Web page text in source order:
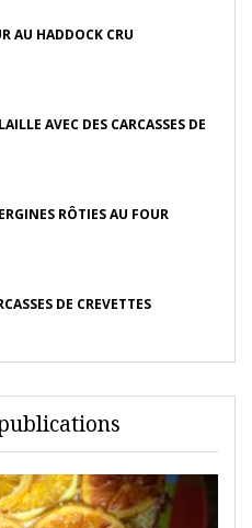
AU HADDOCK CRU
AVEC DES CARCASSES DE
RÔTIES AU FOUR
DE CREVETTES